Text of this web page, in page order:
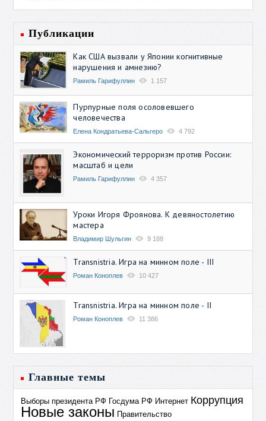
Публикации
Как США вызвали у Японии когнитивные
нарушения и амнезию?
Рамиль Гарифуллин 1 157
Пурпурные поля осоловевшего
человечества
Елена Кондратьева-Сальгеро 4 792
Экономический терроризм против России:
масштаб и цели
Рамиль Гарифуллин 4 357
Уроки Игоря Фроянова. К девяностолетию
мастера
Владимир Шульгин 9 188
Transnistria. Игра на минном поле - III
Роман Коноплев 10 427
Transnistria. Игра на минном поле - II
Роман Коноплев 11 386
Главные темы
Выборы президента РФ Госдума РФ Интернет Коррупция
Новые законы Правительство